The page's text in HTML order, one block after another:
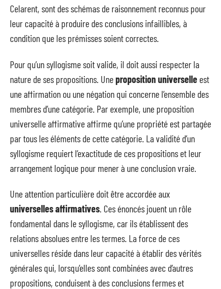
Celarent, sont des schémas de raisonnement reconnus pour
leur capacité à produire des conclusions infaillibles, à
condition que les prémisses soient correctes.
Pour qu’un syllogisme soit valide, il doit aussi respecter la
nature de ses propositions. Uneproposition universelle est
une affirmation ou une négation qui concerne l’ensemble des
membres d’une catégorie. Par exemple, une proposition
universelle affirmative affirme qu’une propriété est partagée
par tous les éléments de cette catégorie. La validité d’un
syllogisme requiert l’exactitude de ces propositions et leur
arrangement logique pour mener à une conclusion vraie.
Une attention particulière doit être accordée aux
universelles affirmatives. Ces énoncés jouent un rôle
fondamental dans le syllogisme, car ils établissent des
relations absolues entre les termes. La force de ces
universelles réside dans leur capacité à établir des vérités
générales qui, lorsqu’elles sont combinées avec d’autres
propositions, conduisent à des conclusions fermes et